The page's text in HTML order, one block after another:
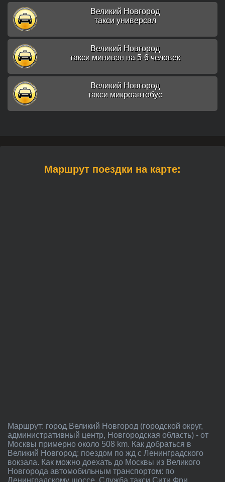
Великий Новгород
такси универсал
Великий Новгород
такси минивэн на 5-6 человек
Великий Новгород
такси микроавтобус
Маршрут поездки на карте:
Маршрут: город Великий Новгород (городской округ,
административный центр, Новгородская область) - от
Москвы примерно около 508 km. Как добраться в
Великий Новгород: поездом по жд с Ленинградского
вокзала. Как можно доехать до Москвы из Великого
Новгорода автомобильным транспортом: по